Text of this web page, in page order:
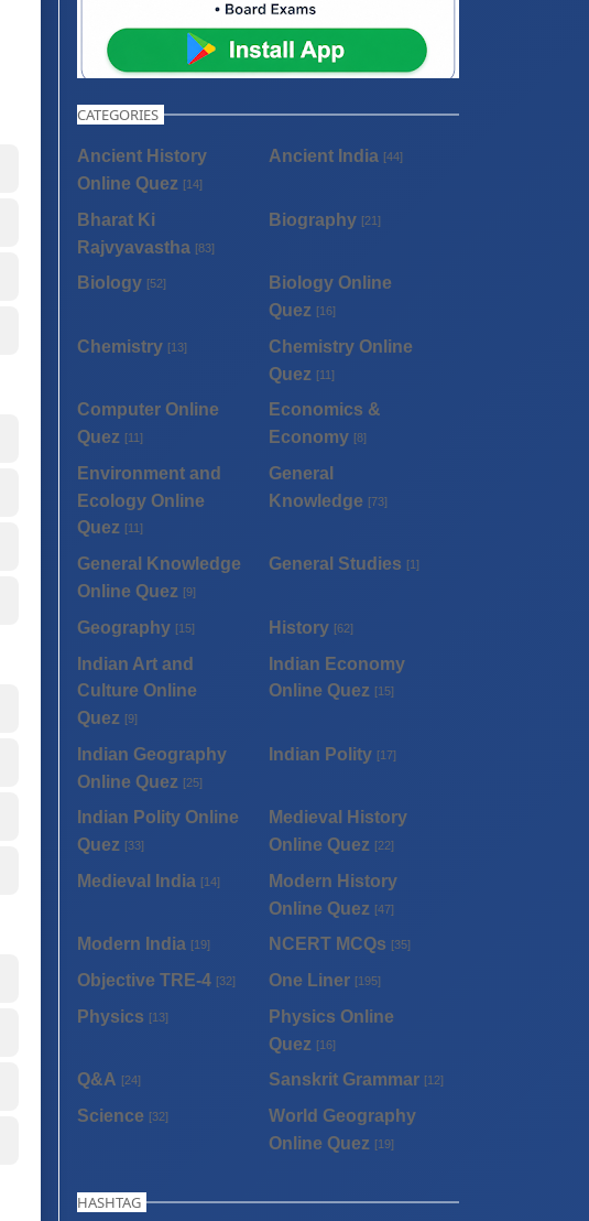
CATEGORIES
Ancient History
Online Quez [14]
Ancient India [44]
Bharat Ki
Rajvyavastha [83]
Biography [21]
Biology [52]
Biology Online
Quez [16]
Chemistry [13]
Chemistry Online
Quez [11]
Computer Online
Quez [11]
Economics &
Economy [8]
Environment and
Ecology Online
Quez [11]
General
Knowledge [73]
General Knowledge
Online Quez [9]
General Studies [1]
Geography [15] History [62]
Indian Art and
Culture Online
Quez [9]
Indian Economy
Online Quez [15]
Indian Geography
Online Quez [25]
Indian Polity [17]
Indian Polity Online
Quez [33]
Medieval History
Online Quez [22]
Medieval India [14]
Modern History
Online Quez [47]
Modern India [19] NCERT MCQs [35]
Objective TRE-4 [32] One Liner [195]
Physics [13]
Physics Online
Quez [16]
Q&A [24] Sanskrit Grammar [12]
Science [32]
World Geography
Online Quez [19]
HASHTAG